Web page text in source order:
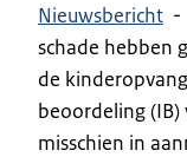
Nieuwsbericht -
schade hebben
de
beoordeling
misschien in